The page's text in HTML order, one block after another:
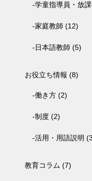
学童指導員・放
家庭教師 (12)
日本語教師 (5)
お役立ち情報 (8)
働き方 (2)
制度 (2)
活用・用語説明
教育コラム (7)